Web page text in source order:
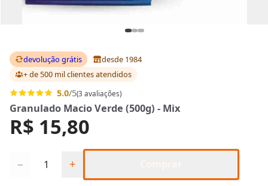
devolução grátis
desde 1984
+ de 500 mil clientesatendidos
5.0/5(3 avaliações)
Granulado Macio Verde (500g) - Mix
R$ 15,80
− +